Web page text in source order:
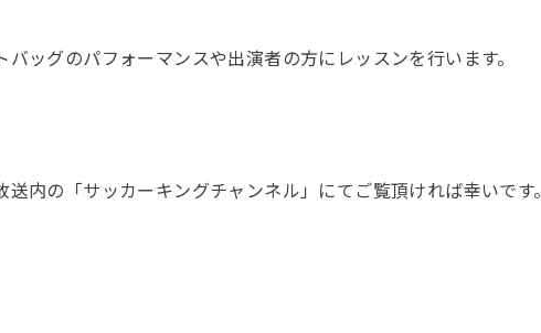
ッグのパフォーマンスや出演者の方にレッスンを行います。
内の「サッカーキングチャンネル」にてご覧頂ければ幸いです。